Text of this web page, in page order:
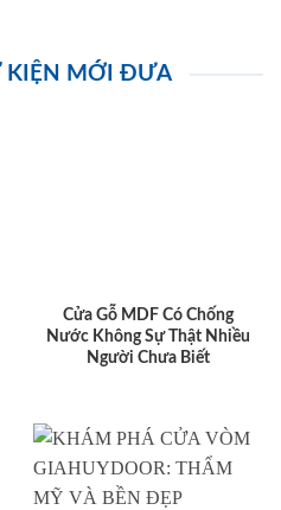
KIỆN MỚI ĐƯA
Cửa Gỗ MDF Có Chống
Nước Không Sự Thật Nhiều
Người Chưa Biết